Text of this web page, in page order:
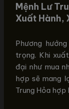
Mệnh Lư
Xuất Hành,
Phương
trọng. Khi
đại như mua
hợp sẽ mang
Trung Hỏa hợp